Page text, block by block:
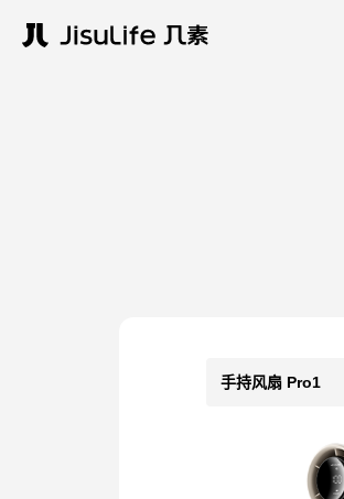
手持风扇 Pro1